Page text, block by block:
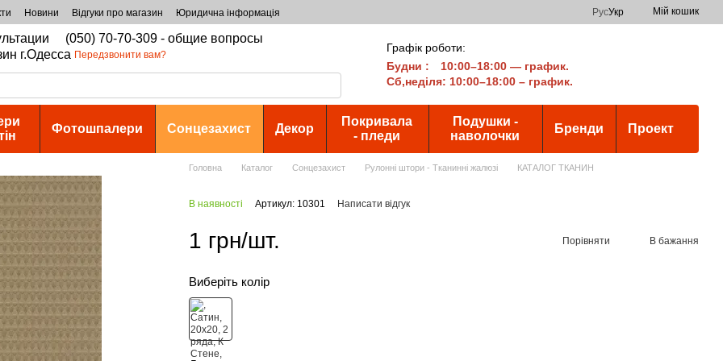
Новини Відгуки про магазин Юридична інформація РусУкр Мій кошик
(050) 70-70-309 - общие вопросы
г.Одесса Передзвонити вам?
Графік роботи:
Будни :
10:00–18:00 — график.
Сб,неділя: 10:00–18:00 – график.
Фотошпалери Сонцезахист Декор
Покривала
- пледи
Подушки -
наволочки
Бренди Проект
Головна Каталог Сонцезахист Рулонні штори - Тканинні жалюзі КАТАЛОГ ТКАНИН
В наявності Артикул: 10301 Написати відгук
1 грн/шт. Порівняти В бажання
Виберіть колір